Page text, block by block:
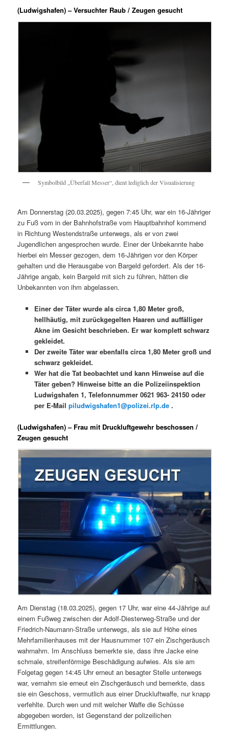
(Ludwigshafen) – Versuchter Raub / Zeugen gesucht
Symbolbild „Überfall Messer“, dient lediglich der Visualisierung
Am Donnerstag (20.03.2025), gegen 7:45 Uhr, war ein 16-Jähriger
zu Fuß vom in der Bahnhofstraße vom Hauptbahnhof kommend
in Richtung Westendstraße unterwegs, als er von zwei
Jugendlichen angesprochen wurde. Einer der Unbekannte habe
hierbei ein Messer gezogen, dem 16-Jährigen vor den Körper
gehalten und die Herausgabe von Bargeld gefordert. Als der 16-
Jährige angab, kein Bargeld mit sich zu führen, hätten die
Unbekannten von ihm abgelassen.
Einer der Täter wurde als circa 1,80 Meter groß,
hellhäutig, mit zurückgegelten Haaren und auffälliger
Akne im Gesicht beschrieben. Er war komplett schwarz
gekleidet.
Der zweite Täter war ebenfalls circa 1,80 Meter groß und
schwarz gekleidet.
Wer hat die Tat beobachtet und kann Hinweise auf die
Täter geben? Hinweise bitte an die Polizeiinspektion
Ludwigshafen 1, Telefonnummer 0621 963- 24150 oder
per E-Mail piludwigshafen1@polizei.rlp.de.
(Ludwigshafen) – Frau mit Druckluftgewehr beschossen /
Zeugen gesucht
Am Dienstag (18.03.2025), gegen 17 Uhr, war eine 44-Jährige auf
einem Fußweg zwischen der Adolf-Diesterweg-Straße und der
Friedrich-Naumann-Straße unterwegs, als sie auf Höhe eines
Mehrfamilienhauses mit der Hausnummer 107 ein Zischgeräusch
wahrnahm. Im Anschluss bemerkte sie, dass ihre Jacke eine
schmale, streifenförmige Beschädigung aufwies. Als sie am
Folgetag gegen 14:45 Uhr erneut an besagter Stelle unterwegs
war, vernahm sie erneut ein Zischgeräusch und bemerkte, dass
sie ein Geschoss, vermutlich aus einer Druckluftwaffe, nur knapp
verfehlte. Durch wen und mit welcher Waffe die Schüsse
abgegeben worden, ist Gegenstand der polizeilichen
Ermittlungen.